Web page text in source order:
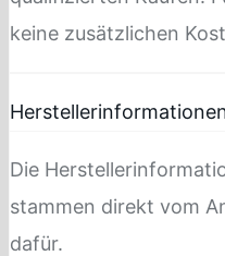
keine zusätzlichen
Die
stammen direkt vom
dafür.